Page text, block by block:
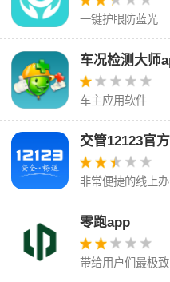
一键护眼防蓝光
车况检测大师
车主应用软件
交管12123官
非常便捷的线上
零跑app
带给用户们最极